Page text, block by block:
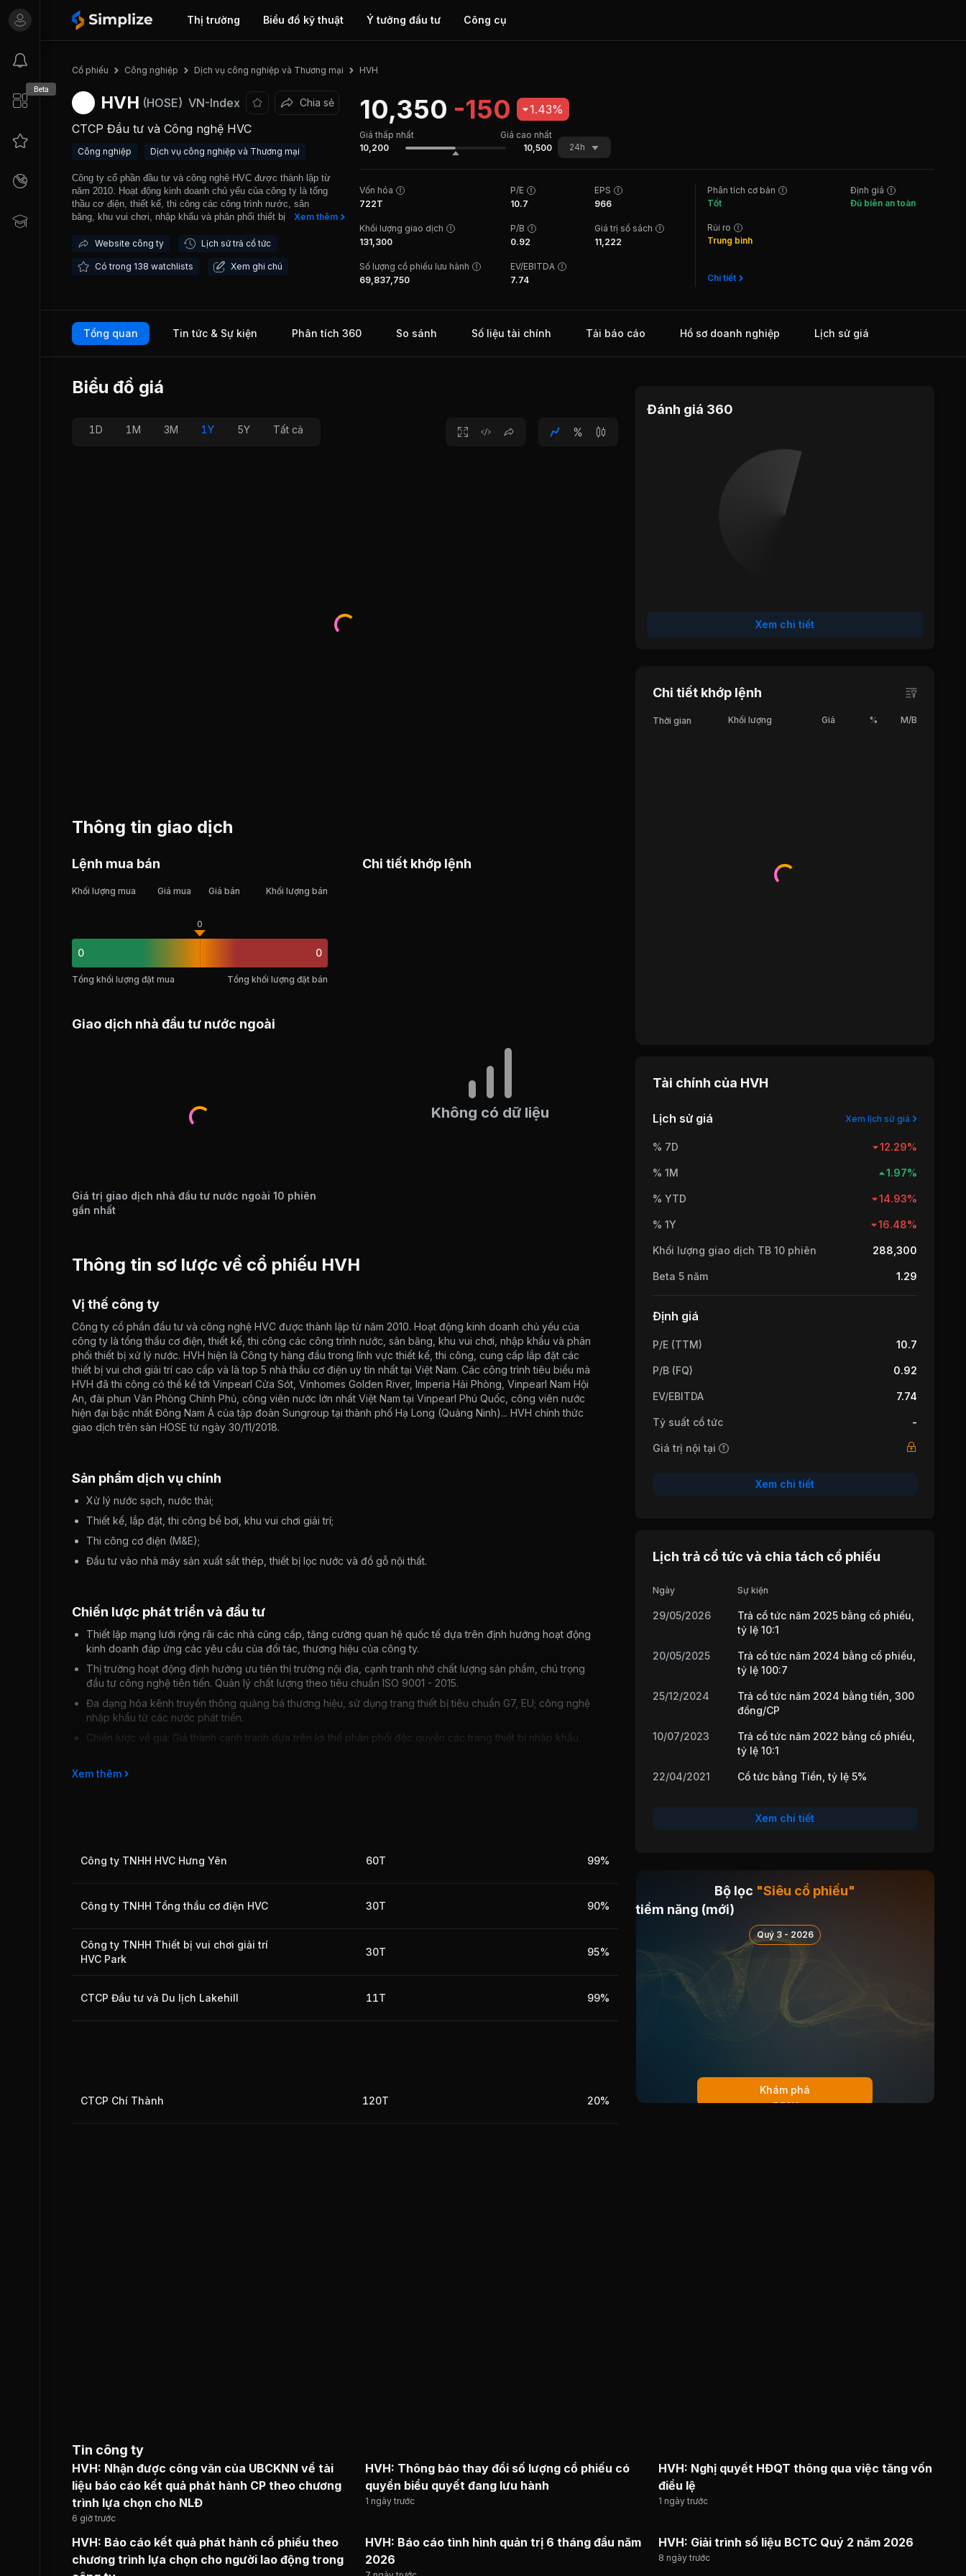
Thị trường Biểu đồ kỹ thuật Ý tưởng đầu tư Công cụ
Beta
Cổ phiếu Công nghiệp Dịch vụ công nghiệp và Thương mại HVH
HVH (HOSE) VN-Index Chia sẻ
CTCP Đầu tư và Công nghệ HVC
Công nghiệp Dịch vụ công nghiệp và Thương mại
Công ty cổ phần đầu tư và công nghệ HVC được thành lập từ
năm 2010. Hoạt động kinh doanh chủ yếu của công ty là tổng
thầu cơ điện, thiết kế, thi công các công trình nước, sân
băng, khu vui chơi, nhập khẩu và phân phối thiết bị xử lý
công, cung cấp lắp đặt các thiết bị vui chơi giải trí cao cấp và là
tiêu biểu mà HVH đã thi công có thể kể tới Vinpearl Cửa Sót,
Việt Nam tại Vinpearl Phú Quốc, công viên nước hiện đại bậc
nhất Đông Nam Á của tập đoàn Sungroup tại thành phố Hạ Long
(Quảng Ninh)... HVH chính thức giao dịch trên sàn HOSE từ ngày
30/11/2018.
Xem thêm
Website công ty Lịch sử trả cổ tức
Có trong 138 watchlists Xem ghi chú
10,350 -150 1.43%
Giá thấp nhất
Giá cao nhất
10,200
10,500 24h
Vốn hóa
722T
P/E
10.7
EPS
966
Khối lượng giao dịch
131,300
P/B
0.92
Giá trị sổ sách
11,222
Số lượng cổ phiếu lưu hành
69,837,750
EV/EBITDA
7.74
Phân tích cơ bản
Tốt
Rủi ro
Trung bình
Chi tiết
Định giá
Đủ biên an toàn
Tổng quan Tin tức & Sự kiện Phân tích 360 So sánh Số liệu tài chính Tải báo cáo Hồ sơ doanh nghiệp Lịch sử giá
Biểu đồ giá
1D 1M 3M 1Y 5Y Tất cả
Thông tin giao dịch
Lệnh mua bán
Khối lượng mua Giá mua Giá bán Khối lượng bán
0
0
0
Tổng khối lượng đặt mua Tổng khối lượng đặt bán
Giao dịch nhà đầu tư nước ngoài
Giá trị giao dịch nhà đầu tư nước ngoài 10 phiên
gần nhất
Chi tiết khớp lệnh
Không có dữ liệu
Thông tin sơ lược về cổ phiếu HVH
Vị thế công ty
Công ty cổ phần đầu tư và công nghệ HVC được thành lập từ năm 2010. Hoạt động kinh doanh chủ yếu của
công ty là tổng thầu cơ điện, thiết kế, thi công các công trình nước, sân băng, khu vui chơi, nhập khẩu và phân
phối thiết bị xử lý nước. HVH hiện là Công ty hàng đầu trong lĩnh vực thiết kế, thi công, cung cấp lắp đặt các
thiết bị vui chơi giải trí cao cấp và là top 5 nhà thầu cơ điện uy tín nhất tại Việt Nam. Các công trình tiêu biểu mà
HVH đã thi công có thể kể tới Vinpearl Cửa Sót, Vinhomes Golden River, Imperia Hải Phòng, Vinpearl Nam Hội
An, đài phun Văn Phòng Chính Phủ, công viên nước lớn nhất Việt Nam tại Vinpearl Phú Quốc, công viên nước
hiện đại bậc nhất Đông Nam Á của tập đoàn Sungroup tại thành phố Hạ Long (Quảng Ninh)... HVH chính thức
giao dịch trên sàn HOSE từ ngày 30/11/2018.
Sản phẩm dịch vụ chính
Xử lý nước sạch, nước thải;
Thiết kế, lắp đặt, thi công bể bơi, khu vui chơi giải trí;
Thi công cơ điện (M&E);
Đầu tư vào nhà máy sản xuất sắt thép, thiết bị lọc nước và đồ gỗ nội thất.
Chiến lược phát triển và đầu tư
Thiết lập mạng lưới rộng rãi các nhà cũng cấp, tăng cường quan hệ quốc tế dựa trên định hướng hoạt động
kinh doanh đáp ứng các yêu cầu của đối tác, thương hiệu của công ty.
Thị trường hoạt động định hướng ưu tiên thị trường nội địa, cạnh tranh nhờ chất lượng sản phẩm, chú trọng
đầu tư công nghệ tiên tiến. Quản lý chất lượng theo tiêu chuẩn ISO 9001 - 2015.
Đa dạng hóa kênh truyền thông quảng bá thương hiệu, sử dụng trang thiết bị tiêu chuẩn G7, EU; công nghệ
nhập khẩu từ các nước phát triển.
Chiến lược về giá: Giá thành cạnh tranh dựa trên lợi thế phân phối độc quyền các trang thiết bị nhập khẩu.
Những ảnh hưởng từ cuộc chiến tranh thương mại Mỹ - Trung, rủi ro về mặt luật pháp, rủi ro đến từ các đối thủ
khẩu từ nước ngoài.
Những rủi ro khác: Rủi ro về tốc độ tăng trưởng vốn nhanh, rủi ro về quản trị công ty..
Xem thêm
Công ty TNHH HVC Hưng Yên 60T 99%
Công ty TNHH Tổng thầu cơ điện HVC 30T 90%
Công ty TNHH Thiết bị vui chơi giải trí
HVC Park
30T 95%
CTCP Đầu tư và Du lịch Lakehill 11T 99%
CTCP Chí Thành 120T 20%
Đánh giá 360
Xem chi tiết
Chi tiết khớp lệnh
Thời gian Khối lượng Giá % M/B
Tài chính của HVH
Lịch sử giá Xem lịch sử giá
% 7D 12.29%
% 1M 1.97%
% YTD 14.93%
% 1Y 16.48%
Khối lượng giao dịch TB 10 phiên 288,300
Beta 5 năm 1.29
Định giá
P/E (TTM) 10.7
P/B (FQ) 0.92
EV/EBITDA 7.74
Tỷ suất cổ tức -
Giá trị nội tại
Xem chi tiết
Lịch trả cổ tức và chia tách cổ phiếu
Ngày Sự kiện
29/05/2026
Trả cổ tức năm 2025 bằng cổ phiếu,
tỷ lệ 10:1
20/05/2025
Trả cổ tức năm 2024 bằng cổ phiếu,
tỷ lệ 100:7
25/12/2024
Trả cổ tức năm 2024 bằng tiền, 300
đồng/CP
10/07/2023
Trả cổ tức năm 2022 bằng cổ phiếu,
tỷ lệ 10:1
22/04/2021 Cổ tức bằng Tiền, tỷ lệ 5%
10000 đ/cp
10,000 đồng/CP
Cổ tức bằng Cổ phiếu, tỷ lệ 100:10
Cổ tức bằng Tiền, tỷ lệ 5%
Xem chi tiết
Bộ lọc "Siêu cổ phiếu"
tiềm năng (mới)
Quý 3 - 2026
Khám phá
ngay
Tin công ty
HVH: Nhận được công văn của UBCKNN về tài
liệu báo cáo kết quả phát hành CP theo chương
trình lựa chọn cho NLĐ
6 giờ trước
HVH: Thông báo thay đổi số lượng cổ phiếu có
quyền biểu quyết đang lưu hành
1 ngày trước
HVH: Nghị quyết HĐQT thông qua việc tăng vốn
điều lệ
1 ngày trước
HVH: Báo cáo kết quả phát hành cổ phiếu theo
chương trình lựa chọn cho người lao động trong
HVH: Báo cáo tình hình quản trị 6 tháng đầu năm
2026
HVH: Giải trình số liệu BCTC Quý 2 năm 2026
8 ngày trước